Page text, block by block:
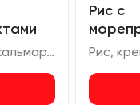
Лапша удон, кальмар, креветка тигровая, перец болгарский, цукини, морковь, пекинская капуста, лук зеленый.
Рис с